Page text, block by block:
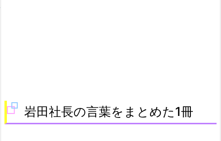
岩田社長の言葉をまとめた1冊